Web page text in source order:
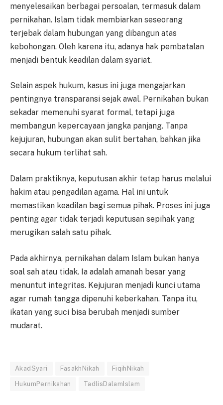
menyelesaikan berbagai persoalan, termasuk dalam
pernikahan. Islam tidak membiarkan seseorang
terjebak dalam hubungan yang dibangun atas
kebohongan. Oleh karena itu, adanya hak pembatalan
menjadi bentuk keadilan dalam syariat.
Selain aspek hukum, kasus ini juga mengajarkan
pentingnya transparansi sejak awal. Pernikahan bukan
sekadar memenuhi syarat formal, tetapi juga
membangun kepercayaan jangka panjang. Tanpa
kejujuran, hubungan akan sulit bertahan, bahkan jika
secara hukum terlihat sah.
Dalam praktiknya, keputusan akhir tetap harus melalui
hakim atau pengadilan agama. Hal ini untuk
memastikan keadilan bagi semua pihak. Proses ini juga
penting agar tidak terjadi keputusan sepihak yang
merugikan salah satu pihak.
Pada akhirnya, pernikahan dalam Islam bukan hanya
soal sah atau tidak. Ia adalah amanah besar yang
menuntut integritas. Kejujuran menjadi kunci utama
agar rumah tangga dipenuhi keberkahan. Tanpa itu,
ikatan yang suci bisa berubah menjadi sumber
mudarat.
AkadSyari FasakhNikah FiqihNikah
HukumPernikahan TadlisDalamIslam